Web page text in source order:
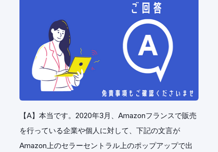
【A】本当です。 2020年3月、Amazonフランスで販売
を行っている企業や個人に対して、下記の文言が
Amazon上のセラーセントラル上のポップアップで出